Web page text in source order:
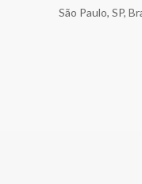
São Paulo, SP,